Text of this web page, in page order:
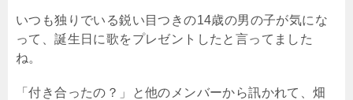
いつも独りでいる鋭い目つきの14歳の男の子が気にな
って、誕生日に歌をプレゼントしたと言ってました
ね。
「付き合ったの？」と他のメンバーから訊かれて、畑